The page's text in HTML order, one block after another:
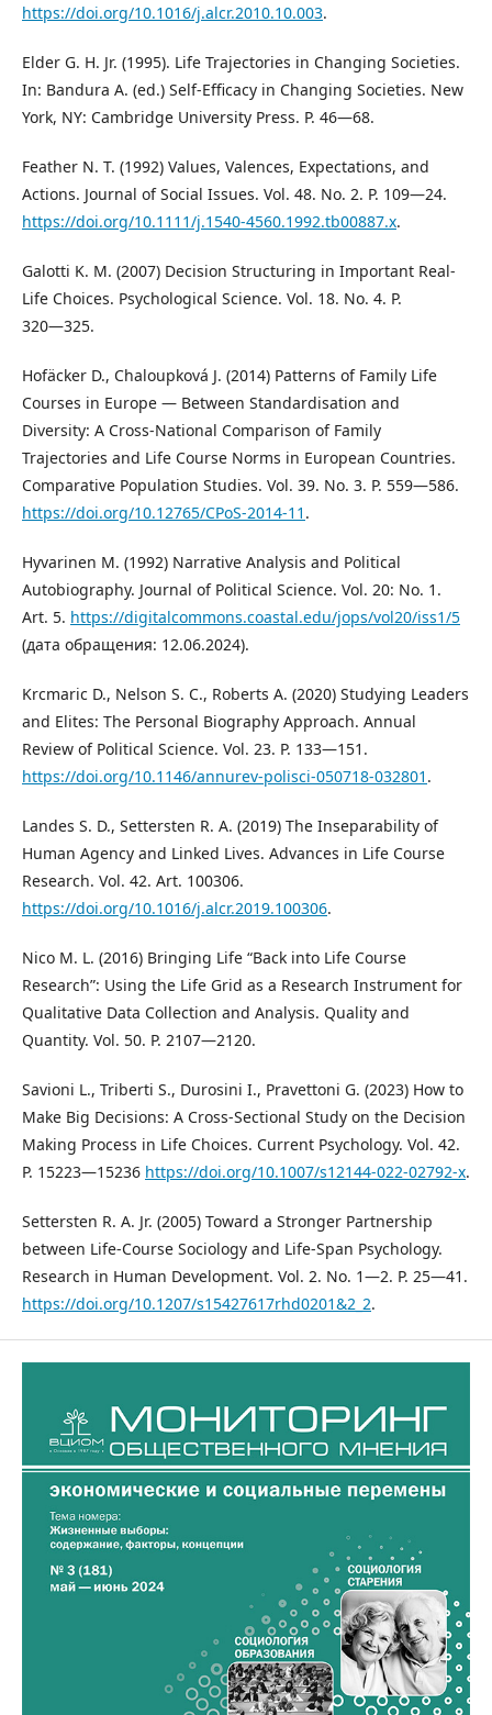
https://doi.org/10.1016/j.alcr.2010.10.003.
Elder G. H. Jr. (1995). Life Trajectories in Changing Societies.
In: Bandura A. (ed.) Self-Efficacy in Changing Societies. New
York, NY: Cambridge University Press. P. 46―68.
Feather N. T. (1992) Values, Valences, Expectations, and
Actions. Journal of Social Issues. Vol. 48. No. 2. P. 109―24.
https://doi.org/10.1111/j.1540-4560.1992.tb00887.x.
Galotti K. M. (2007) Decision Structuring in Important Real-
Life Choices. Psychological Science. Vol. 18. No. 4. P.
320―325.
Hofäcker D., Chaloupková J. (2014) Patterns of Family Life
Courses in Europe ― Between Standardisation and
Diversity: A Cross-National Comparison of Family
Trajectories and Life Course Norms in European Countries.
Comparative Population Studies. Vol. 39. No. 3. P. 559―586.
https://doi.org/10.12765/CPoS-2014-11 .
Hyvarinen M. (1992) Narrative Analysis and Political
Autobiography. Journal of Political Science. Vol. 20: No. 1.
Art. 5. https://digitalcommons.coastal.edu/jops/vol20/iss1/5
(дата обращения: 12.06.2024).
Krcmaric D., Nelson S. C., Roberts A. (2020) Studying Leaders
and Elites: The Personal Biography Approach. Annual
Review of Political Science. Vol. 23. P. 133―151.
https://doi.org/10.1146/annurev-polisci-050718-032801 .
Landes S. D., Settersten R. A. (2019) The Inseparability of
Human Agency and Linked Lives. Advances in Life Course
Research. Vol. 42. Art. 100306.
https://doi.org/10.1016/j.alcr.2019.100306.
Nico M. L. (2016) Bringing Life “Back into Life Course
Research”: Using the Life Grid as a Research Instrument for
Qualitative Data Collection and Analysis. Quality and
Quantity. Vol. 50. P. 2107―2120.
Savioni L., Triberti S., Durosini I., Pravettoni G. (2023) How to
Make Big Decisions: A Cross-Sectional Study on the Decision
Making Process in Life Choices. Current Psychology. Vol. 42.
P. 15223―15236 https://doi.org/10.1007/s12144-022-02792-x.
Settersten R. A. Jr. (2005) Toward a Stronger Partnership
between Life-Course Sociology and Life-Span Psychology.
Research in Human Development. Vol. 2. No. 1―2. P. 25―41.
https://doi.org/10.1207/s15427617rhd0201&2_2.